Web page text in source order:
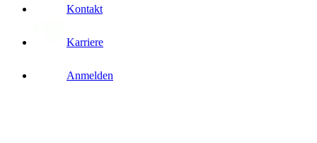
Kontakt
Karriere
Anmelden